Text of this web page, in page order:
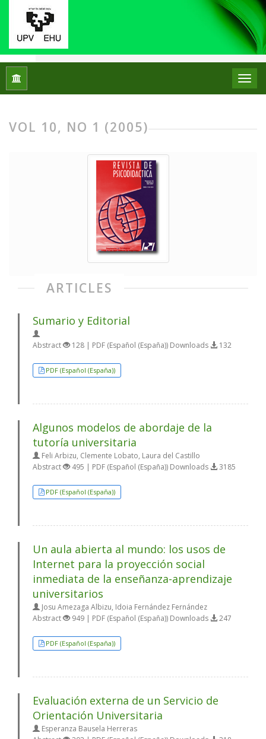
Home
VOL 10, NO 1 (2005)
ARTICLES
Sumario y Editorial
Abstract 128 | PDF (Español (España)) Downloads 132
PDF (Español (España))
Algunos modelos de abordaje de la
tutoría universitaria
Feli Arbizu, Clemente Lobato, Laura del Castillo
Abstract
495 | PDF (Español (España)) Downloads 3185
PDF (Español (España))
Un aula abierta al mundo: los usos de
Internet para la proyección social
inmediata de la enseñanza-aprendizaje
universitarios
Josu Amezaga Albizu, Idoia Fernández Fernández
Abstract
949 | PDF (Español (España)) Downloads 247
PDF (Español (España))
Evaluación externa de un Servicio de
Orientación Universitaria
Esperanza Bausela Herreras